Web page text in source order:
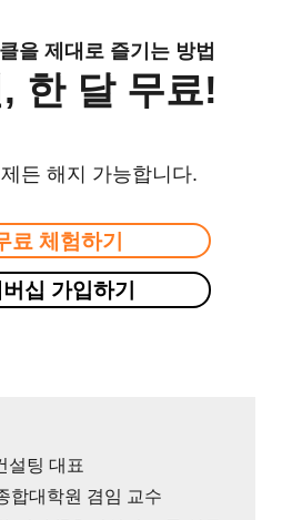
을 제대로 즐기는 방법
한 달 무료!
든 해지 가능합니다.
료 체험하기
십 가입하기
설팅 대표
합대학원 겸임 교수